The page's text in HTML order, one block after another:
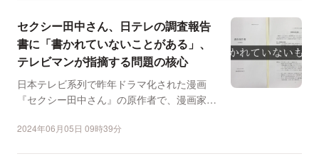
セクシー田中さん、日テレの調査報告
書に「書かれていないことがある」、
テレビマンが指摘する問題の核心
日本テレビ系列で昨年ドラマ化された漫画
『セクシー田中さん』の原作者で、漫画家の
2024年06月05日 09時39分